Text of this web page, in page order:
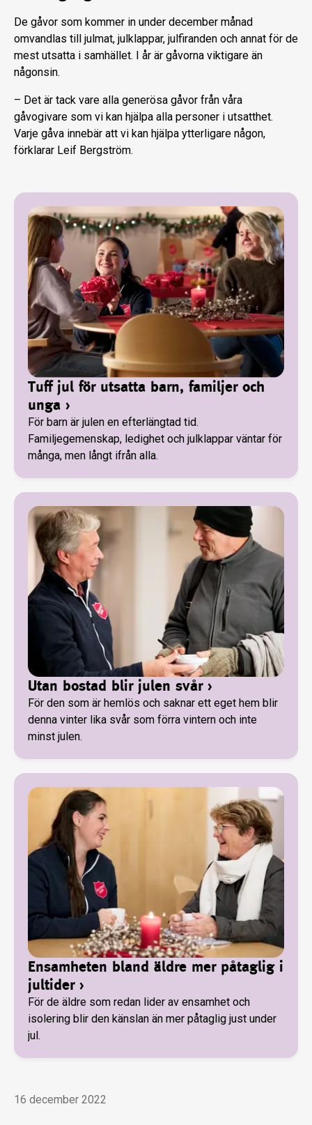
De gåvor som kommer in under december månad
omvandlas till julmat, julklappar, julfiranden och annat för de
mest utsatta i samhället. I år är gåvorna viktigare än
någonsin.
– Det är tack vare alla generösa gåvor från våra
gåvogivare som vi kan hjälpa alla personer i utsatthet.
Varje gåva innebär att vi kan hjälpa ytterligare någon,
förklarar Leif Bergström.
Tuff jul för utsatta barn, familjer och
unga ›
För barn är julen en efterlängtad tid.
Familjegemenskap, ledighet och julklappar väntar för
många, men långt ifrån alla.
Utan bostad blir julen svår›
För den som är hemlös och saknar ett eget hem blir
denna vinter lika svår som förra vintern och inte
minst julen.
Ensamheten bland äldre mer påtaglig i
jultider›
För de äldre som redan lider av ensamhet och
isolering blir den känslan än mer påtaglig just under
jul.
16 december 2022